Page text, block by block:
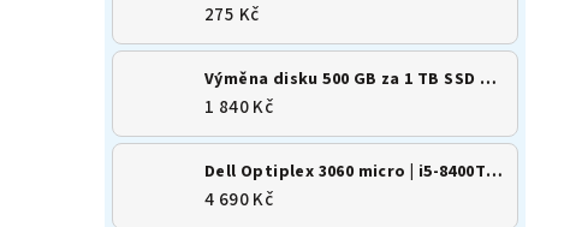
275 Kč
Výměna disku 500 GB za 1 TB SSD M.2 NVMe
1 840 Kč
Dell Optiplex 3060 micro | i5-8400T | 8GB | 256GB SSD | Win 11
4 690 Kč